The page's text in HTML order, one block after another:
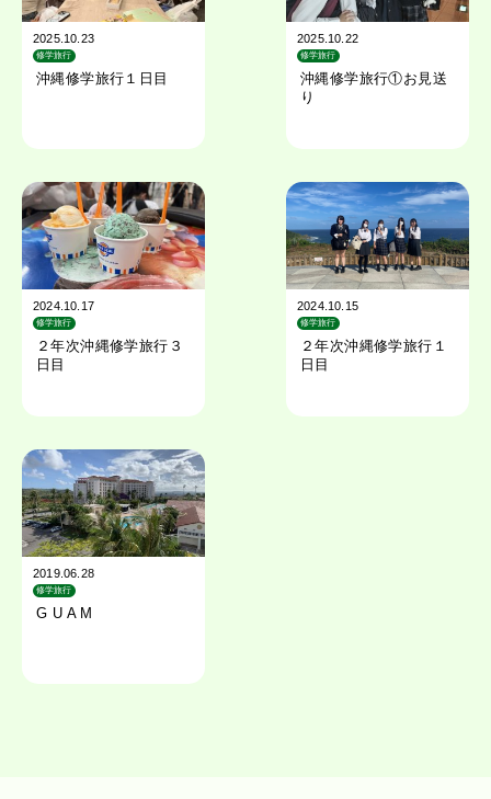
2025.10.23
修学旅行
沖縄修学旅行１日目
2025.10.22
修学旅行
沖縄修学旅行①お見送
り
2024.10.17
修学旅行
２年次沖縄修学旅行３
日目
2024.10.15
修学旅行
２年次沖縄修学旅行１
日目
2019.06.28
修学旅行
G U A M